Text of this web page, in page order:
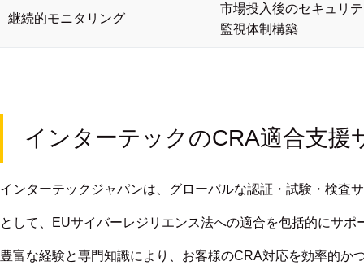
継続的モニタリング
市場投入後のセキュリ
監視体制構築
インターテックのCRA適合支援
インターテックジャパンは、グローバルな認証・試験・検査
として、EUサイバーレジリエンス法への適合を包括的にサポ
豊富な経験と専門知識により、お客様のCRA対応を効率的か